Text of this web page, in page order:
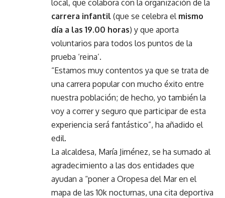
local, que colabora con la organización de la
carrera infantil (que se celebra el mismo
día a las 19.00 horas) y que aporta
voluntarios para todos los puntos de la
prueba ‘reina’.
“Estamos muy contentos ya que se trata de
una carrera popular con mucho éxito entre
nuestra población; de hecho, yo también la
voy a correr y seguro que participar de esta
experiencia será fantástico”, ha añadido el
edil.
La alcaldesa, María Jiménez, se ha sumado al
agradecimiento a las dos entidades que
ayudan a “poner a Oropesa del Mar en el
mapa de las 10k nocturnas, una cita deportiva